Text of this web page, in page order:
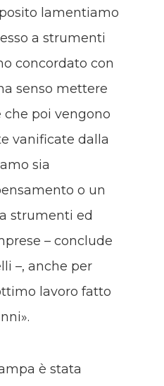
lamentiamo
a strumenti
concordato con
senso mettere
poi vengono
vanificate dalla
sia
o un
strumenti ed
– conclude
–, anche per
lavoro fatto
è stata